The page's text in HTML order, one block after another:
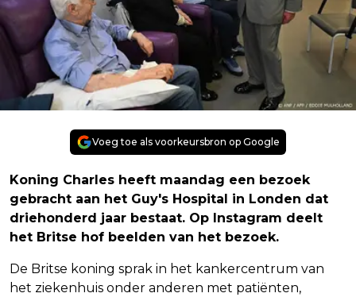
Voeg toe als voorkeursbron op Google
Koning Charles heeft maandag een bezoek
gebracht aan het Guy's Hospital in Londen dat
driehonderd jaar bestaat. Op Instagram deelt
het Britse hof beelden van het bezoek.
De Britse koning sprak in het kankercentrum van
het ziekenhuis onder anderen met patiënten,